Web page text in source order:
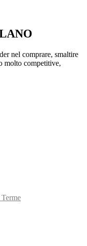
nel comprare, smaltire
molto competitive,